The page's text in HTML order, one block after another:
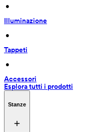
•
Illuminazione
•
Tappeti
•
Accessori
Esplora tutti i prodotti
Stanze